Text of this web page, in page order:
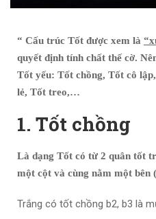
“ Cấu trúc Tốt được xem là
quyết định tính chất thế cờ.
Tốt yếu: Tốt chồng, Tốt cô
lẻ, Tốt treo,…
1. Tốt chồng
Là dạng Tốt có từ 2 quân tốt
một cột và cùng nằm một bên
Trắng có tốt chồng b2, b3 là